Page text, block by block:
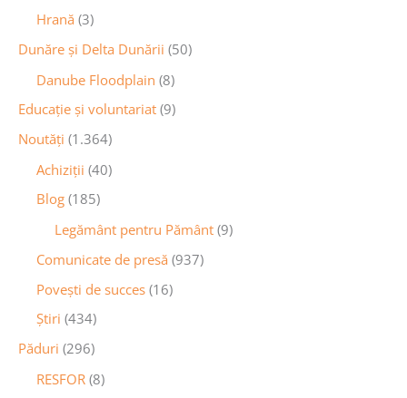
Hrană (3)
Dunăre și Delta Dunării (50)
Danube Floodplain (8)
Educaţie și voluntariat (9)
Noutăţi (1.364)
Achiziţii (40)
Blog (185)
Legământ pentru Pământ (9)
Comunicate de presă (937)
Povești de succes (16)
Știri (434)
Păduri (296)
RESFOR (8)